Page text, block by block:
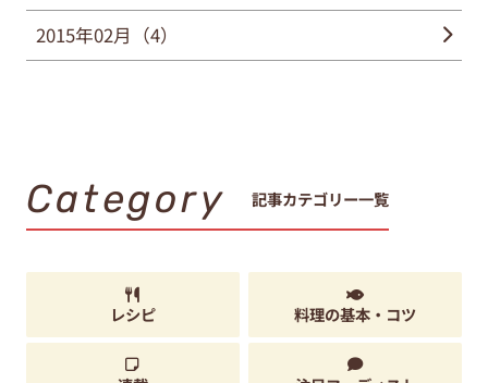
2015年02月（4）
Category 記事カテゴリー一覧
レシピ 料理の基本・コツ